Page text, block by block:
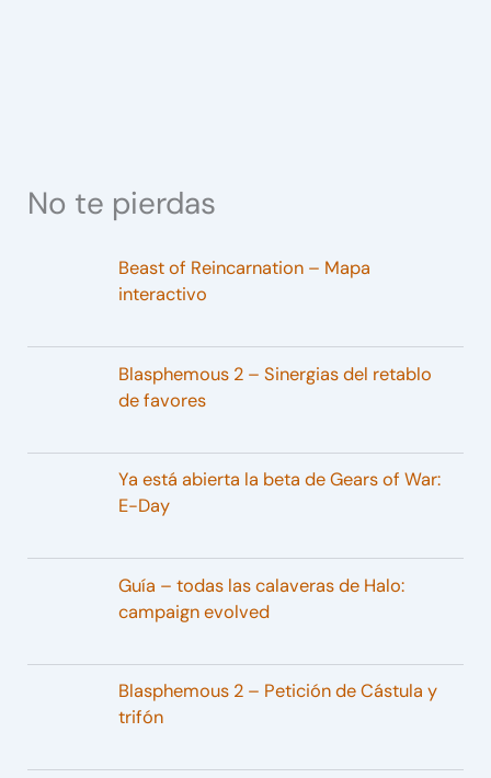
No te pierdas
Beast of Reincarnation – Mapa
interactivo
Blasphemous 2 – Sinergias del retablo
de favores
Ya está abierta la beta de Gears of War:
E-Day
Guía – todas las calaveras de Halo:
campaign evolved
Blasphemous 2 – Petición de Cástula y
trifón